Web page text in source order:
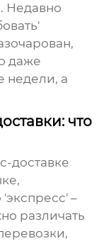
Недавно
даже
недели, а
что
доставке
,
–
различать